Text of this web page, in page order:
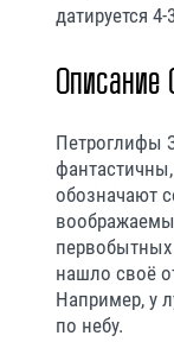
датируется
Описание
Петроглифы
обозначают
нашло своё
Например, у
по небу.